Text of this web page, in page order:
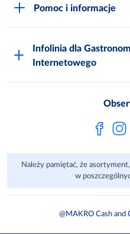
Zgłoś naruszenie
Inspektor Ochrony
Metro AG
Sprawozdanie
Polskie Skarby
Zgody marketingowe
Pomoc i informacje
FAQ
Jak kupować w
Regulaminy Klienta
Regulaminy akcji
Aplikacje mobilne
Infolinia dla
Internetowego
Należy pamiętać, że
w
@MAKRO Cash and